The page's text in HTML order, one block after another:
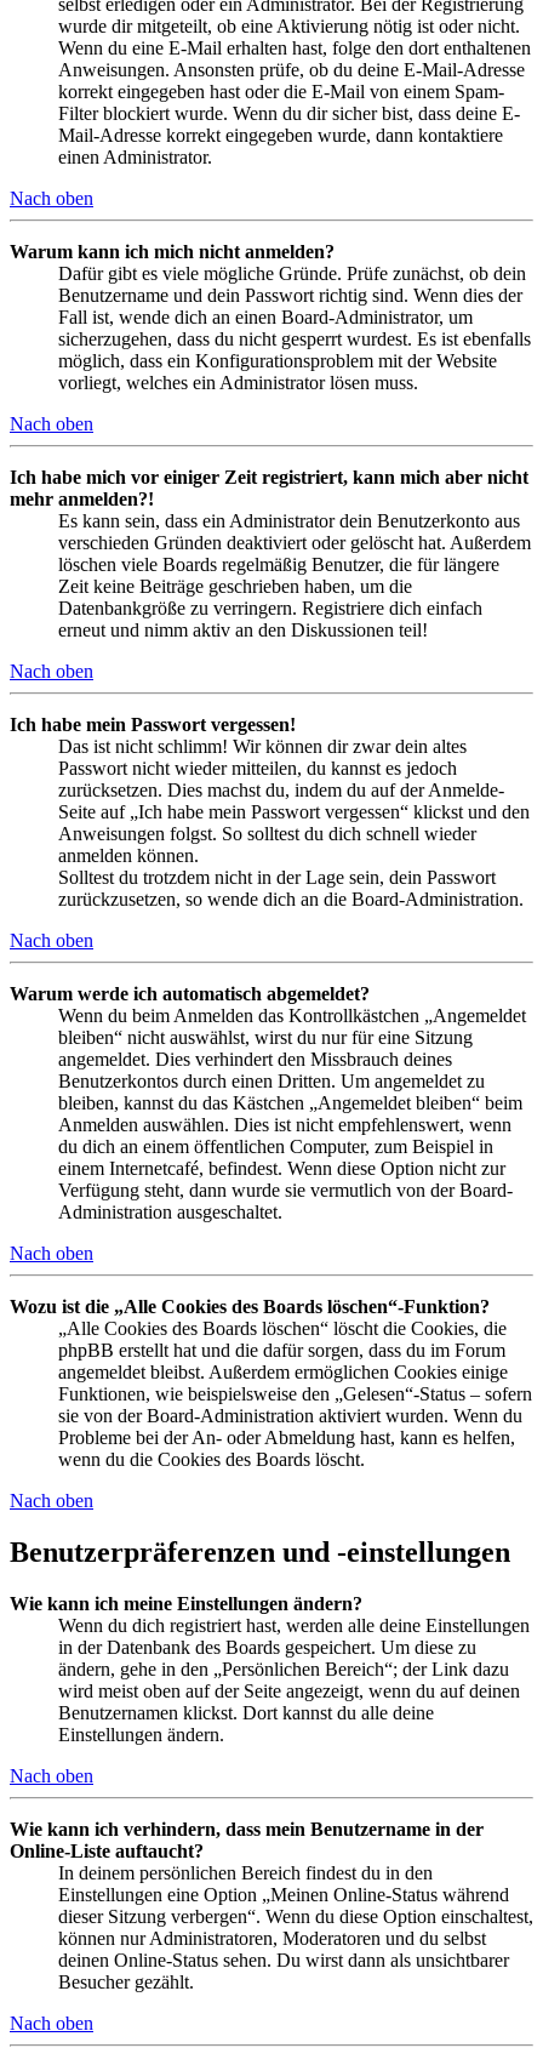
selbst erledigen oder ein Administrator. Bei der Registrierung
wurde dir mitgeteilt, ob eine Aktivierung nötig ist oder nicht.
Wenn du eine E-Mail erhalten hast, folge den dort enthaltenen
Anweisungen. Ansonsten prüfe, ob du deine E-Mail-Adresse
korrekt eingegeben hast oder die E-Mail von einem Spam-
Filter blockiert wurde. Wenn du dir sicher bist, dass deine E-
Mail-Adresse korrekt eingegeben wurde, dann kontaktiere
einen Administrator.
Nach oben
Warum kann ich mich nicht anmelden?
Dafür gibt es viele mögliche Gründe. Prüfe zunächst, ob dein
Benutzername und dein Passwort richtig sind. Wenn dies der
Fall ist, wende dich an einen Board-Administrator, um
sicherzugehen, dass du nicht gesperrt wurdest. Es ist ebenfalls
möglich, dass ein Konfigurationsproblem mit der Website
vorliegt, welches ein Administrator lösen muss.
Nach oben
Ich habe mich vor einiger Zeit registriert, kann mich aber nicht
mehr anmelden?!
Es kann sein, dass ein Administrator dein Benutzerkonto aus
verschieden Gründen deaktiviert oder gelöscht hat. Außerdem
löschen viele Boards regelmäßig Benutzer, die für längere
Zeit keine Beiträge geschrieben haben, um die
Datenbankgröße zu verringern. Registriere dich einfach
erneut und nimm aktiv an den Diskussionen teil!
Nach oben
Ich habe mein Passwort vergessen!
Das ist nicht schlimm! Wir können dir zwar dein altes
Passwort nicht wieder mitteilen, du kannst es jedoch
zurücksetzen. Dies machst du, indem du auf der Anmelde-
Seite auf „Ich habe mein Passwort vergessen“ klickst und den
Anweisungen folgst. So solltest du dich schnell wieder
anmelden können.
Solltest du trotzdem nicht in der Lage sein, dein Passwort
zurückzusetzen, so wende dich an die Board-Administration.
Nach oben
Warum werde ich automatisch abgemeldet?
Wenn du beim Anmelden das Kontrollkästchen „Angemeldet
bleiben“ nicht auswählst, wirst du nur für eine Sitzung
angemeldet. Dies verhindert den Missbrauch deines
Benutzerkontos durch einen Dritten. Um angemeldet zu
bleiben, kannst du das Kästchen „Angemeldet bleiben“ beim
Anmelden auswählen. Dies ist nicht empfehlenswert, wenn
du dich an einem öffentlichen Computer, zum Beispiel in
einem Internetcafé, befindest. Wenn diese Option nicht zur
Verfügung steht, dann wurde sie vermutlich von der Board-
Administration ausgeschaltet.
Nach oben
Wozu ist die „Alle Cookies des Boards löschen“-Funktion?
„Alle Cookies des Boards löschen“ löscht die Cookies, die
phpBB erstellt hat und die dafür sorgen, dass du im Forum
angemeldet bleibst. Außerdem ermöglichen Cookies einige
Funktionen, wie beispielsweise den „Gelesen“-Status – sofern
sie von der Board-Administration aktiviert wurden. Wenn du
Probleme bei der An- oder Abmeldung hast, kann es helfen,
wenn du die Cookies des Boards löscht.
Nach oben
Benutzerpräferenzen und -einstellungen
Wie kann ich meine Einstellungen ändern?
Wenn du dich registriert hast, werden alle deine Einstellungen
in der Datenbank des Boards gespeichert. Um diese zu
ändern, gehe in den „Persönlichen Bereich“; der Link dazu
wird meist oben auf der Seite angezeigt, wenn du auf deinen
Benutzernamen klickst. Dort kannst du alle deine
Einstellungen ändern.
Nach oben
Wie kann ich verhindern, dass mein Benutzername in der
Online-Liste auftaucht?
In deinem persönlichen Bereich findest du in den
Einstellungen eine Option „Meinen Online-Status während
dieser Sitzung verbergen“. Wenn du diese Option einschaltest,
können nur Administratoren, Moderatoren und du selbst
deinen Online-Status sehen. Du wirst dann als unsichtbarer
Besucher gezählt.
Nach oben